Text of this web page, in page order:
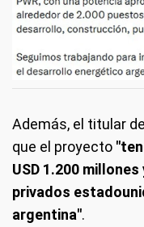
Además, el titular
que el proyecto
USD 1.200
privados
argentina".